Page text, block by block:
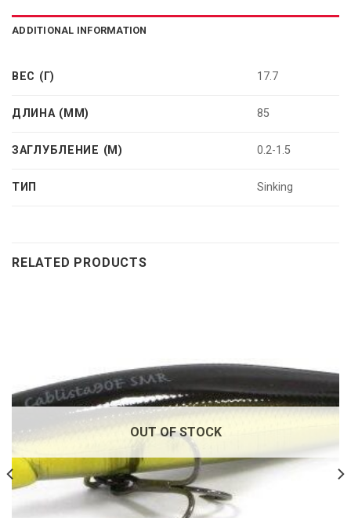
ADDITIONAL INFORMATION
ВЕС (Г) 17.7
ДЛИНА (ММ) 85
ЗАГЛУБЛЕНИЕ (М) 0.2-1.5
ТИП Sinking
RELATED PRODUCTS
OUT OF STOCK